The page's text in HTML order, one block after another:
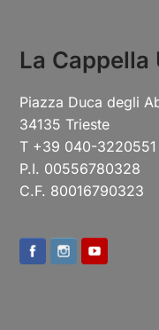
La Cappella
Piazza Duca degli
34135 Trieste
T +39 040-3220551
P.I. 00556780328
C.F. 80016790323